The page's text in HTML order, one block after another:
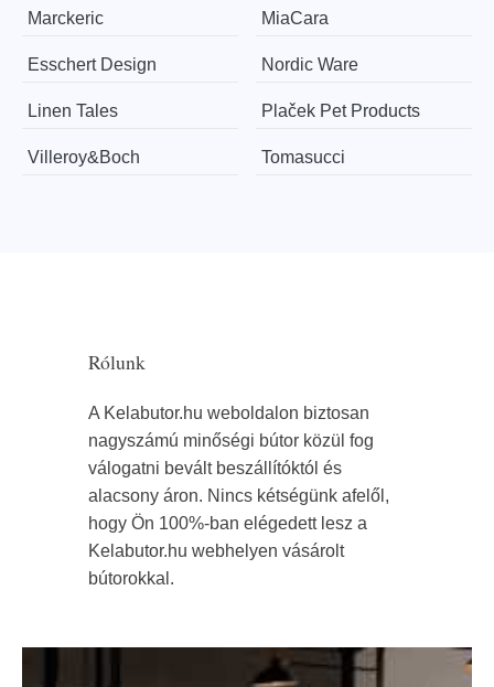
Marckeric MiaCara
Esschert Design Nordic Ware
Linen Tales Plaček Pet Products
Villeroy&Boch Tomasucci
Rólunk
A Kelabutor.hu weboldalon biztosan
nagyszámú minőségi bútor közül fog
válogatni bevált beszállítóktól és
alacsony áron. Nincs kétségünk afelől,
hogy Ön 100%-ban elégedett lesz a
Kelabutor.hu webhelyen vásárolt
bútorokkal.